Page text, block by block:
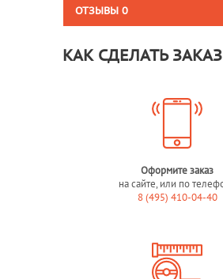
ОТЗЫВЫ 0
КАК СДЕЛАТЬ ЗАКАЗ
Оформите заказ
на сайте, или по
8 (495) 410-04-40